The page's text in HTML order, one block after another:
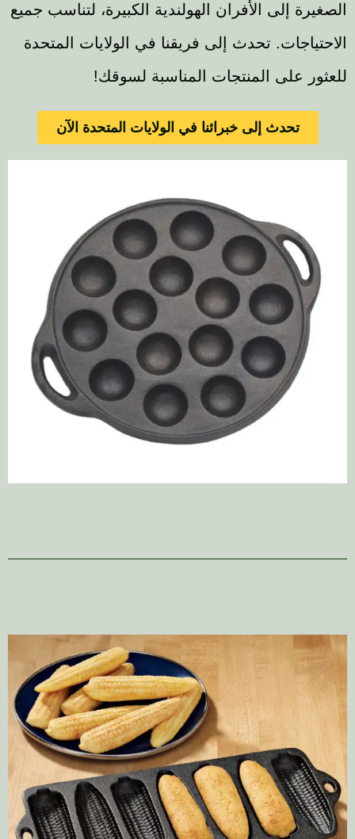
إلى الأفران الهولندية الكبيرة، لتناسب جميع
تحدث إلى فريقنا في الولايات المتحدة
على المنتجات المناسبة لسوقك!
تحدث إلى خبرائنا في الولايات المتحدة الآن